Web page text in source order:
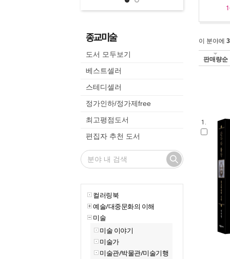
종교미술
도서 모두보기
베스트셀러
스테디셀러
정가인하/정가제free
최고평점도서
편집자 추천 도서
컬러링북
예술/대중문화의 이해
미술
미술 이야기
미술가
미술관/박물관/미술기행
이 분야에
판매량순
1.